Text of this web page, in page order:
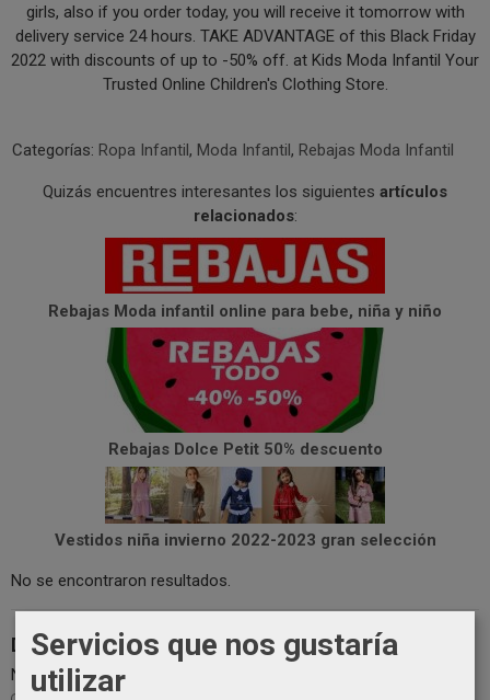
girls, also if you order today, you will receive it tomorrow with
delivery service 24 hours. TAKE ADVANTAGE of this Black Friday
2022 with discounts of up to -50% off. at Kids Moda Infantil Your
Trusted Online Children's Clothing Store.
Categorías: Ropa Infantil, Moda Infantil, Rebajas Moda Infantil
Quizás encuentres interesantes los siguientes artículos
relacionados:
Rebajas Moda infantil online para bebe, niña y niño
Rebajas Dolce Petit 50% descuento
Vestidos niña invierno 2022-2023 gran selección
No se encontraron resultados.
Deja un Comentario
Nombre
Servicios que nos gustaría
utilizar